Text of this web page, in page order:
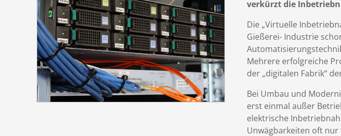
verkürzt die
Die „Virtuelle
Gießerei- Industrie
Mehrere erfolgreiche
der „digitalen Fabrik“
Bei Umbau und
erst einmal außer
elektrische
Unwägbarkeiten oft nur